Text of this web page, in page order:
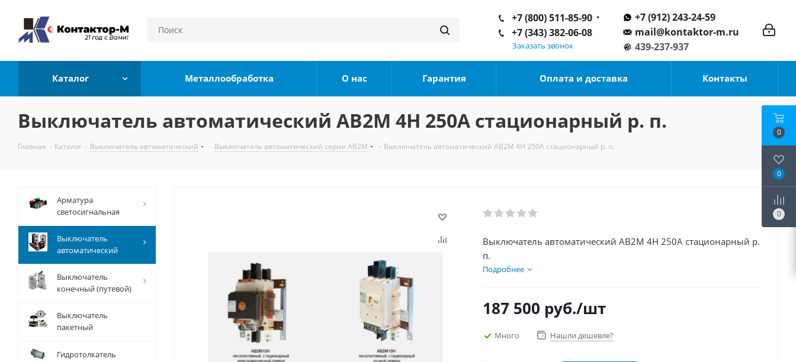
+7 (912) 243-24-59
mail@kontaktor-m.ru
439-237-937
+7 (800) 511-85-90
+7 (343) 382-06-08
Заказать звонок
Каталог Металлообработка О нас Гарантия Оплата и доставка Контакты
Выключатель автоматический АВ2М 4Н 250А стационарный р. п.
Главная - Каталог - Выключатель автоматический - Выключатель автоматический серии АВ2М - Выключатель автоматический АВ2М 4Н 250А стационарный р. п.
Выключатель автоматический АВ2М 4Н 250А стационарный р.
п.
Подробнее
187 500 руб./шт
Много Нашли дешевле?
Арматура
светосигнальная
Выключатель
автоматический
Выключатель
конечный (путевой)
Выключатель
пакетный
Гидротолкатель
0
0
0